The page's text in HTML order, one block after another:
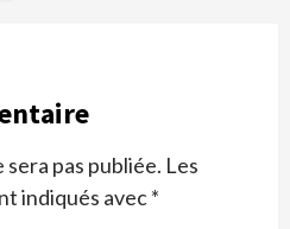
pas publiée. Les
indiqués avec*